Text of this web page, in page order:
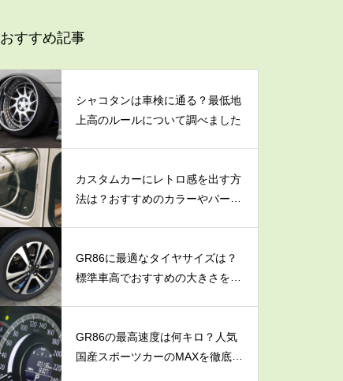
おすすめ記事
シャコタンは車検に通る？最低地
上高のルールについて調べました
カスタムカーにレトロ感を出す方
法は？おすすめのカラーやパーツ
GR86に最適なタイヤサイズは？
標準車高でおすすめの大きさを解
GR86の最高速度は何キロ？人気
国産スポーツカーのMAXを徹底調